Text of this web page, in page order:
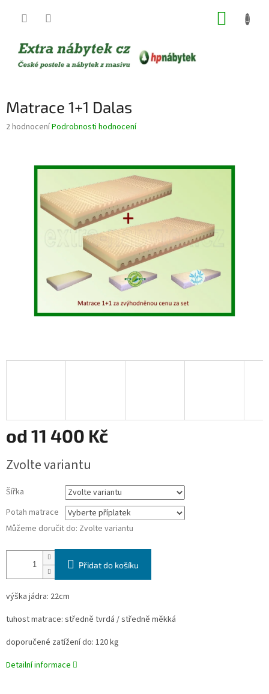
Matrace 1+1 Dalas
Průměrné
hvězdiček.
2 hodnoceníPodrobnosti hodnocení
od 11 400 Kč
cena:
Zvolte variantu
Šířka
Potah matrace
Můžeme doručit do: Zvolte variantu
Přidat do košíku
výška jádra: 22cm
tuhost matrace: středně tvrdá / středně měkká
doporučené zatížení do: 120 kg
Detailní informace